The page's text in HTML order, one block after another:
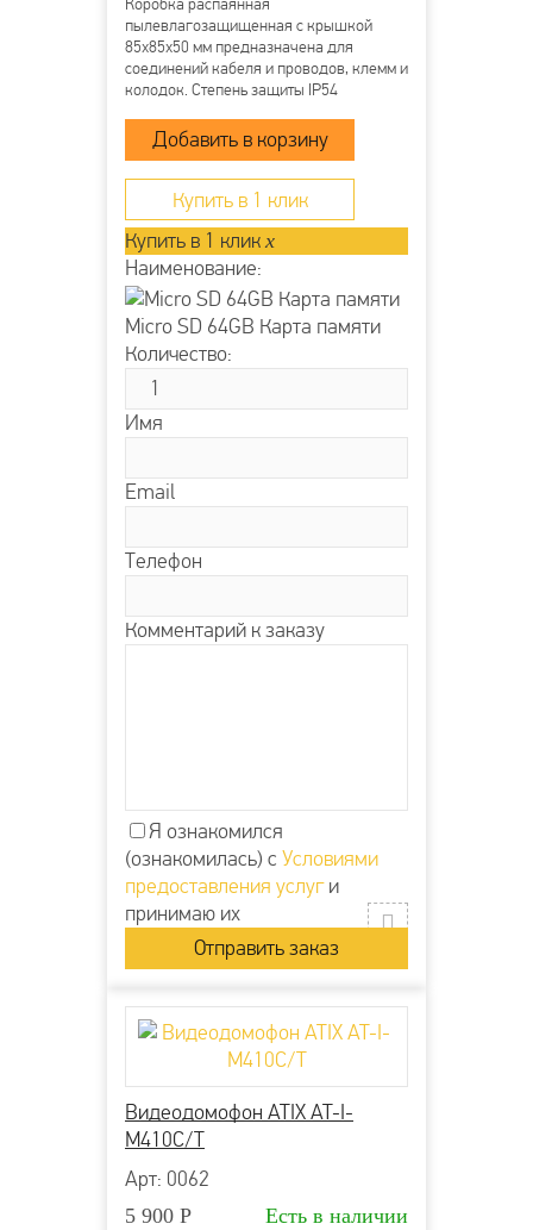
Коробка распаянная
пылевлагозащищенная с крышкой
85х85х50 мм предназначена для
соединений кабеля и проводов, клемм и
колодок. Степень защиты IP54
от ударов, пыли и влаги. Она
производится из прочного пластика
полипропилена и применяется для
открытой проводки....
Купить в 1 клик
Купить в 1 клик x
Наименование:
Micro SD 64GB Карта памяти
Количество:
Имя
Email
Телефон
Комментарий к заказу
Я ознакомился
(ознакомилась) с Условиями
предоставления услуги
принимаю их
Видеодомофон ATIX AT-I-
М410C/T
Арт: 0062
5 900 Р Есть в наличии